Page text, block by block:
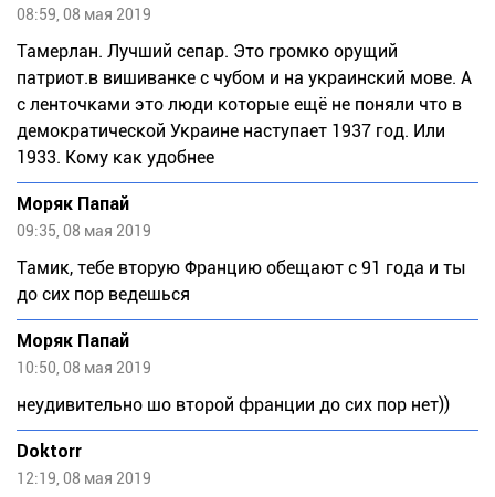
08:59, 08 мая 2019
Тамерлан. Лучший сепар. Это громко орущий
патриот.в вишиванке с чубом и на украинский мове. А
с ленточками это люди которые ещё не поняли что в
демократической Украине наступает 1937 год. Или
1933. Кому как удобнее
Моряк Папай
09:35, 08 мая 2019
Тамик, тебе вторую Францию обещают с 91 года и ты
до сих пор ведешься
Моряк Папай
10:50, 08 мая 2019
неудивительно шо второй франции до сих пор нет))
Doktorr
12:19, 08 мая 2019